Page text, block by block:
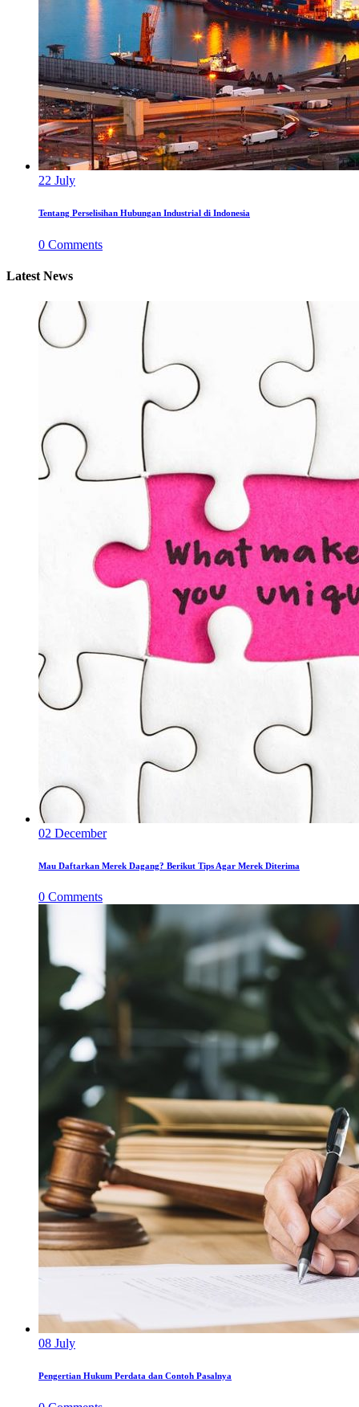
22 July
Tentang Perselisihan Hubungan Industrial di Indonesia
0 Comments
Latest News
02 December
Mau Daftarkan Merek Dagang? Berikut Tips Agar Merek Diterima
0 Comments
08 July
Pengertian Hukum Perdata dan Contoh Pasalnya